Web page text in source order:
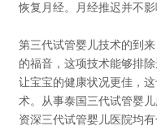
恢复月经。月经推迟并不
第三代试管婴儿技术的到
的福音，这项技术能够排
让宝宝的健康状况更佳，
术。从事泰国三代试管婴
资深三代试管婴儿医院均